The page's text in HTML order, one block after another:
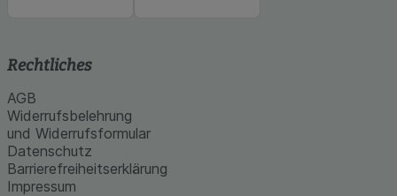
Rechtliches
AGB
Widerrufsbelehrung
und Widerrufsformular
Datenschutz
Barrierefreiheitserklärung
Impressum